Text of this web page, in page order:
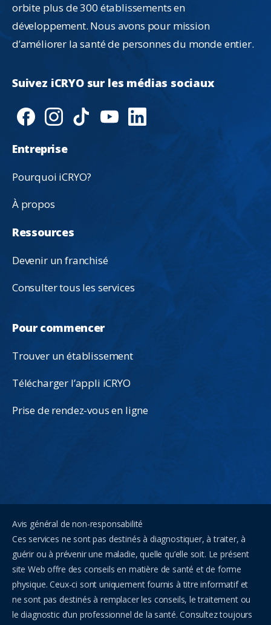
orbite plus de 300 établissements en
développement. Nous avons pour mission
d’améliorer la santé de personnes du monde entier.
Suivez iCRYO sur les médias sociaux
Entreprise
Pourquoi iCRYO?
À propos
Ressources
Devenir un franchisé
Consulter tous les services
Pour commencer
Trouver un établissement
Télécharger l’appli iCRYO
Prise de rendez-vous en ligne
Avis général de non-responsabilité
Ces services ne sont pas destinés à diagnostiquer, à traiter, à
guérir ou à prévenir une maladie, quelle qu’elle soit. Le présent
site Web offre des conseils en matière de santé et de forme
physique. Ceux-ci sont uniquement fournis à titre informatif et
ne sont pas destinés à remplacer les conseils, le traitement ou
le diagnostic d’un professionnel de la santé. Consultez toujours